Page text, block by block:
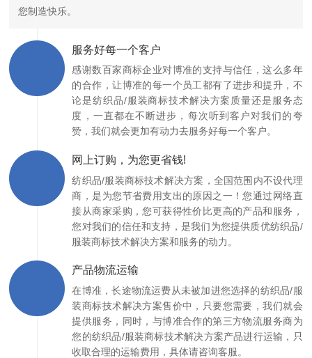
您制造快乐。
服务好每一个客户
感谢数百家商标企业对博准的支持与信任，这么多年
的合作，让博准的每一个员工都有了进步和提升，不
论是纺织品/服装商标技术解决方案质量还是服务态
度，一直都在不断进步，每次听到客户对我们的夸
赞，我们就会更加有动力去服务好每一个客户。
网上订购，为您更省钱!
纺织品/服装商标技术解决方案，全国范围内不设代理
商，是为您节省费用支出的原因之一！您通过网络直
接从商家采购，您可获得性价比更高的产品和服务，
您对我们的信任和支持，是我们为您提供质优纺织品/
服装商标技术解决方案和服务的动力。
产品物流运输
在博准，长途物流运费从未被加进您选择的纺织品/服
装商标技术解决方案售价中，只要您需要，我们就会
提供服务，同时，与博准合作的第三方物流服务商为
您的纺织品/服装商标技术解决方案产品进行运输，只
收取合理的运输费用，具体请咨询客服。